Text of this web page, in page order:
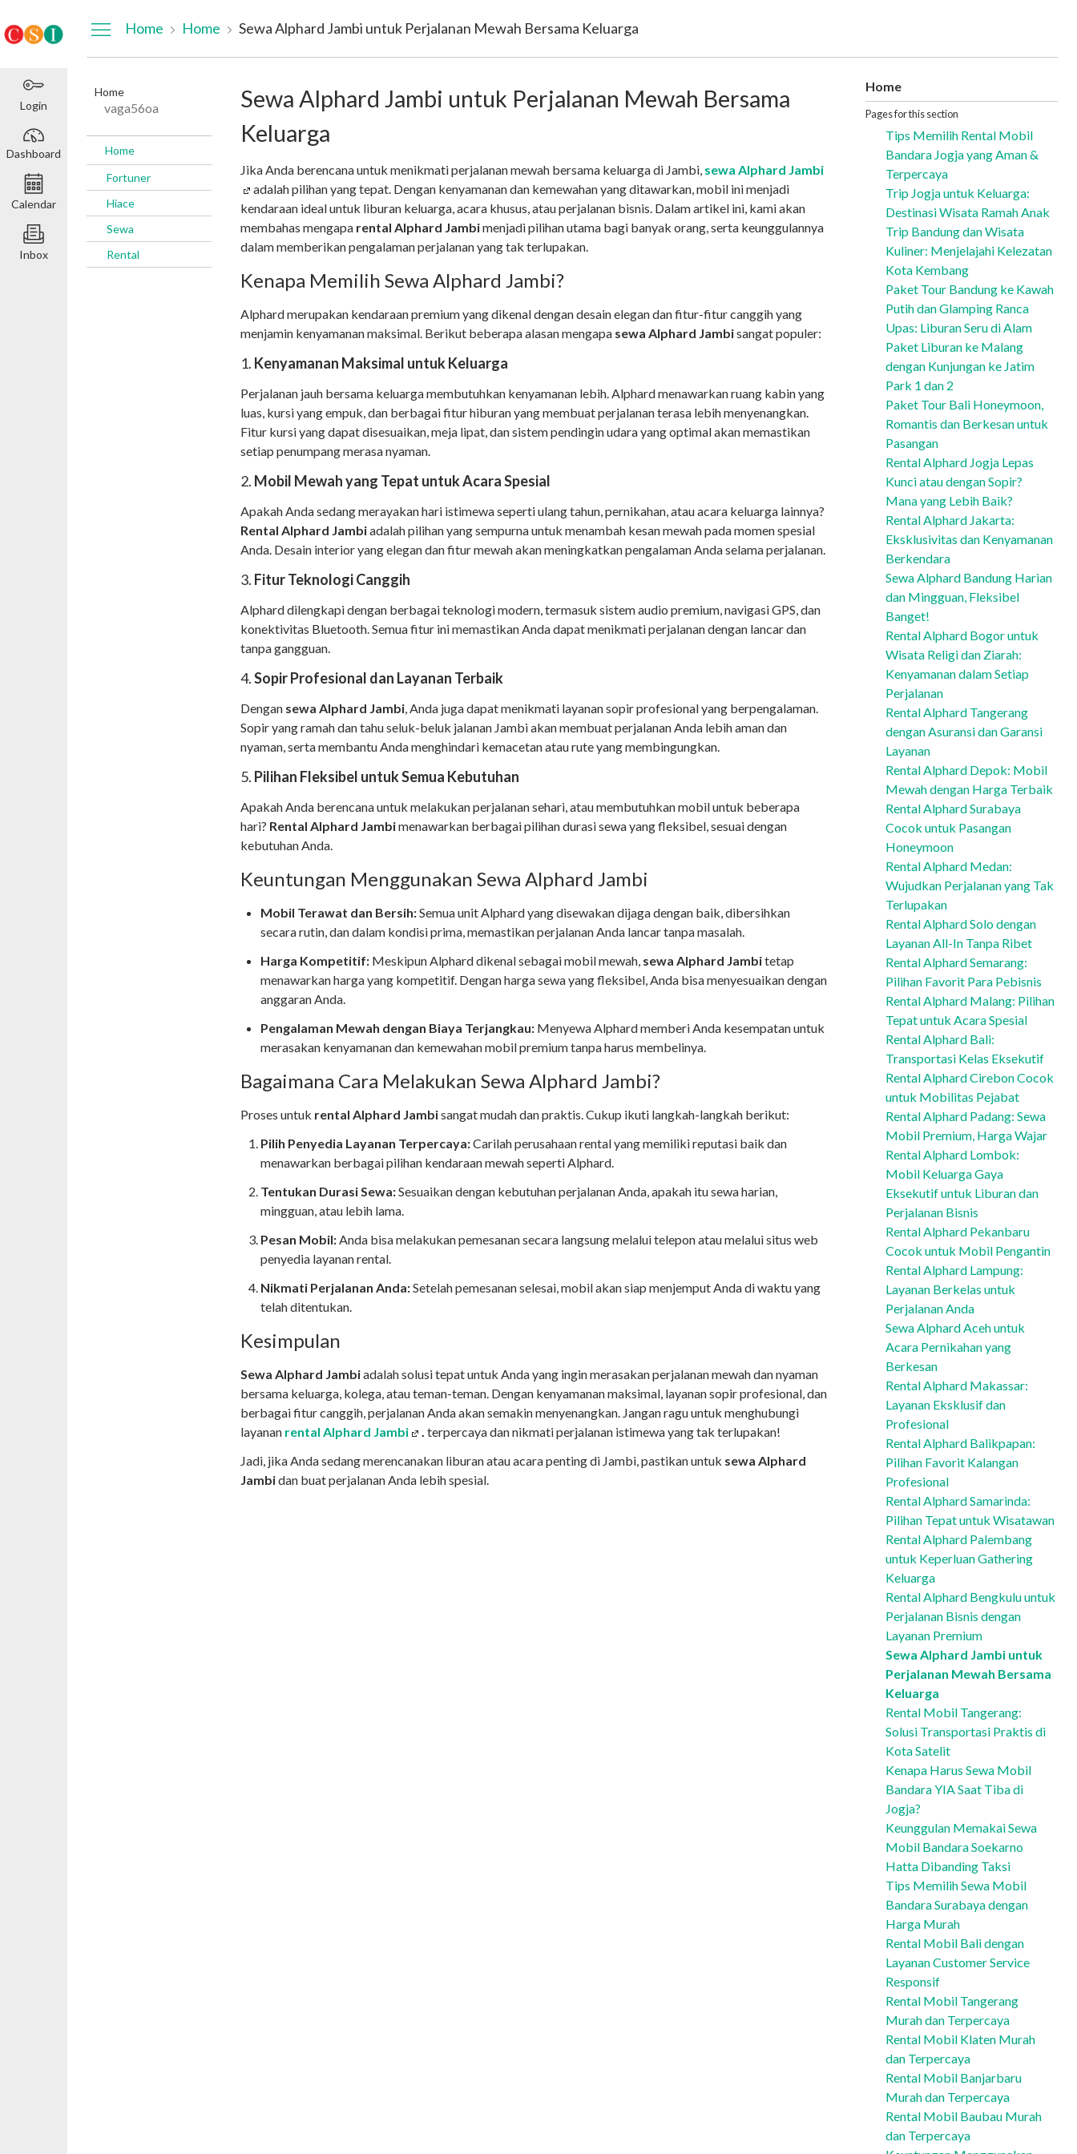
Login
Dashboard
Calendar
Inbox
Home Home Sewa Alphard Jambi untuk Perjalanan Mewah Bersama Keluarga
Home
vaga56oa
Home
Fortuner
Hiace
Sewa
Rental
Sewa Alphard Jambi untuk Perjalanan Mewah Bersama
Keluarga
Jika Anda berencana untuk menikmati perjalanan mewah bersama keluarga di Jambi, sewa Alphard Jambi
adalah pilihan yang tepat. Dengan kenyamanan dan kemewahan yang ditawarkan, mobil ini menjadi
kendaraan ideal untuk liburan keluarga, acara khusus, atau perjalanan bisnis. Dalam artikel ini, kami akan
membahas mengapa rental Alphard Jambimenjadi pilihan utama bagi banyak orang, serta keunggulannya
dalam memberikan pengalaman perjalanan yang tak terlupakan.
Kenapa Memilih Sewa Alphard Jambi?
Alphard merupakan kendaraan premium yang dikenal dengan desain elegan dan fitur-fitur canggih yang
menjamin kenyamanan maksimal. Berikut beberapa alasan mengapa sewa Alphard Jambisangat populer:
1. Kenyamanan Maksimal untuk Keluarga
Perjalanan jauh bersama keluarga membutuhkan kenyamanan lebih. Alphard menawarkan ruang kabin yang
luas, kursi yang empuk, dan berbagai fitur hiburan yang membuat perjalanan terasa lebih menyenangkan.
Fitur kursi yang dapat disesuaikan, meja lipat, dan sistem pendingin udara yang optimal akan memastikan
setiap penumpang merasa nyaman.
2. Mobil Mewah yang Tepat untuk Acara Spesial
Apakah Anda sedang merayakan hari istimewa seperti ulang tahun, pernikahan, atau acara keluarga lainnya?
Rental Alphard Jambiadalah pilihan yang sempurna untuk menambah kesan mewah pada momen spesial
Anda. Desain interior yang elegan dan fitur mewah akan meningkatkan pengalaman Anda selama perjalanan.
3. Fitur Teknologi Canggih
Alphard dilengkapi dengan berbagai teknologi modern, termasuk sistem audio premium, navigasi GPS, dan
konektivitas Bluetooth. Semua fitur ini memastikan Anda dapat menikmati perjalanan dengan lancar dan
tanpa gangguan.
4.Sopir Profesional dan Layanan Terbaik
Dengan sewa Alphard Jambi, Anda juga dapat menikmati layanan sopir profesional yang berpengalaman.
Sopir yang ramah dan tahu seluk-beluk jalanan Jambi akan membuat perjalanan Anda lebih aman dan
nyaman, serta membantu Anda menghindari kemacetan atau rute yang membingungkan.
5. Pilihan Fleksibel untuk Semua Kebutuhan
Apakah Anda berencana untuk melakukan perjalanan sehari, atau membutuhkan mobil untuk beberapa
hari? Rental Alphard Jambimenawarkan berbagai pilihan durasi sewa yang fleksibel, sesuai dengan
kebutuhan Anda.
Keuntungan Menggunakan Sewa Alphard Jambi
Mobil Terawat dan Bersih:Semua unit Alphard yang disewakan dijaga dengan baik, dibersihkan
secara rutin, dan dalam kondisi prima, memastikan perjalanan Anda lancar tanpa masalah.
Harga Kompetitif: Meskipun Alphard dikenal sebagai mobil mewah, sewa Alphard Jambitetap
menawarkan harga yang kompetitif. Dengan harga sewa yang fleksibel, Anda bisa menyesuaikan dengan
anggaran Anda.
Pengalaman Mewah dengan Biaya Terjangkau: Menyewa Alphard memberi Anda kesempatan untuk
merasakan kenyamanan dan kemewahan mobil premium tanpa harus membelinya.
Bagaimana Cara Melakukan Sewa Alphard Jambi?
Proses untuk rental Alphard Jambisangat mudah dan praktis. Cukup ikuti langkah-langkah berikut:
Pilih Penyedia Layanan Terpercaya:Carilah perusahaan rental yang memiliki reputasi baik dan
menawarkan berbagai pilihan kendaraan mewah seperti Alphard.
Tentukan Durasi Sewa:Sesuaikan dengan kebutuhan perjalanan Anda, apakah itu sewa harian,
mingguan, atau lebih lama.
Pesan Mobil:Anda bisa melakukan pemesanan secara langsung melalui telepon atau melalui situs web
penyedia layanan rental.
Nikmati Perjalanan Anda:Setelah pemesanan selesai, mobil akan siap menjemput Anda di waktu yang
telah ditentukan.
Kesimpulan
Sewa Alphard Jambiadalah solusi tepat untuk Anda yang ingin merasakan perjalanan mewah dan nyaman
bersama keluarga, kolega, atau teman-teman. Dengan kenyamanan maksimal, layanan sopir profesional, dan
berbagai fitur canggih, perjalanan Anda akan semakin menyenangkan. Jangan ragu untuk menghubungi
layanan rental Alphard Jambi . terpercaya dan nikmati perjalanan istimewa yang tak terlupakan!
Jadi, jika Anda sedang merencanakan liburan atau acara penting di Jambi, pastikan untuk sewa Alphard
Jambidan buat perjalanan Anda lebih spesial.
Home
Pages for this section
Tips Memilih Rental Mobil
Bandara Jogja yang Aman &
Terpercaya
Trip Jogja untuk Keluarga:
Destinasi Wisata Ramah Anak
Trip Bandung dan Wisata
Kuliner: Menjelajahi Kelezatan
Kota Kembang
Paket Tour Bandung ke Kawah
Putih dan Glamping Ranca
Upas: Liburan Seru di Alam
Paket Liburan ke Malang
dengan Kunjungan ke Jatim
Park 1 dan 2
Paket Tour Bali Honeymoon,
Romantis dan Berkesan untuk
Pasangan
Rental Alphard Jogja Lepas
Kunci atau dengan Sopir?
Mana yang Lebih Baik?
Rental Alphard Jakarta:
Eksklusivitas dan Kenyamanan
Berkendara
Sewa Alphard Bandung Harian
dan Mingguan, Fleksibel
Banget!
Rental Alphard Bogor untuk
Wisata Religi dan Ziarah:
Kenyamanan dalam Setiap
Perjalanan
Rental Alphard Tangerang
dengan Asuransi dan Garansi
Layanan
Rental Alphard Depok: Mobil
Mewah dengan Harga Terbaik
Rental Alphard Surabaya
Cocok untuk Pasangan
Honeymoon
Rental Alphard Medan:
Wujudkan Perjalanan yang Tak
Terlupakan
Rental Alphard Solo dengan
Layanan All-In Tanpa Ribet
Rental Alphard Semarang:
Pilihan Favorit Para Pebisnis
Rental Alphard Malang: Pilihan
Tepat untuk Acara Spesial
Rental Alphard Bali:
Transportasi Kelas Eksekutif
Rental Alphard Cirebon Cocok
untuk Mobilitas Pejabat
Rental Alphard Padang: Sewa
Mobil Premium, Harga Wajar
Rental Alphard Lombok:
Mobil Keluarga Gaya
Eksekutif untuk Liburan dan
Perjalanan Bisnis
Rental Alphard Pekanbaru
Cocok untuk Mobil Pengantin
Rental Alphard Lampung:
Layanan Berkelas untuk
Perjalanan Anda
Sewa Alphard Aceh untuk
Acara Pernikahan yang
Berkesan
Rental Alphard Makassar:
Layanan Eksklusif dan
Profesional
Rental Alphard Balikpapan:
Pilihan Favorit Kalangan
Profesional
Rental Alphard Samarinda:
Pilihan Tepat untuk Wisatawan
Rental Alphard Palembang
untuk Keperluan Gathering
Keluarga
Rental Alphard Bengkulu untuk
Perjalanan Bisnis dengan
Layanan Premium
Sewa Alphard Jambi untuk
Perjalanan Mewah Bersama
Keluarga
Rental Mobil Tangerang:
Solusi Transportasi Praktis di
Kota Satelit
Kenapa Harus Sewa Mobil
Bandara YIA Saat Tiba di
Jogja?
Keunggulan Memakai Sewa
Mobil Bandara Soekarno
Hatta Dibanding Taksi
Tips Memilih Sewa Mobil
Bandara Surabaya dengan
Harga Murah
Rental Mobil Bali dengan
Layanan Customer Service
Responsif
Rental Mobil Tangerang
Murah dan Terpercaya
Rental Mobil Klaten Murah
dan Terpercaya
Rental Mobil Banjarbaru
Murah dan Terpercaya
Rental Mobil Baubau Murah
dan Terpercaya